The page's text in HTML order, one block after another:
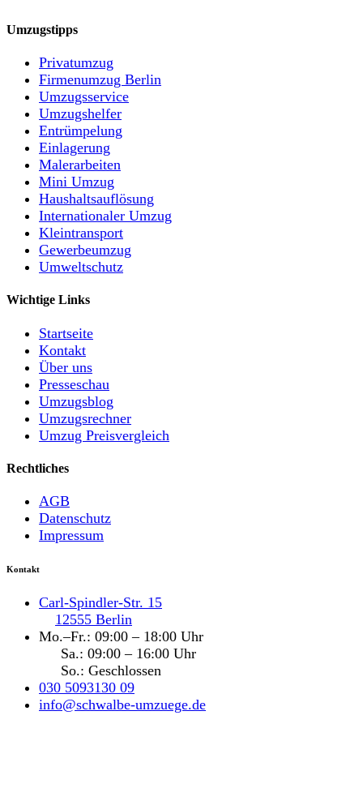
Umzugstipps
Privatumzug
Firmenumzug Berlin
Umzugsservice
Umzugshelfer
Entrümpelung
Einlagerung
Malerarbeiten
Mini Umzug
Haushaltsauflösung
Internationaler Umzug
Kleintransport
Gewerbeumzug
Umweltschutz
Wichtige Links
Startseite
Kontakt
Über uns
Presseschau
Umzugsblog
Umzugsrechner
Umzug Preisvergleich
Rechtliches
AGB
Datenschutz
Impressum
Kontakt
Carl-Spindler-Str. 15
12555 Berlin
Mo.–Fr.: 09:00 – 18:00 Uhr
Sa.: 09:00 – 16:00 Uhr
So.: Geschlossen
030 5093130 09
info@schwalbe-umzuege.de